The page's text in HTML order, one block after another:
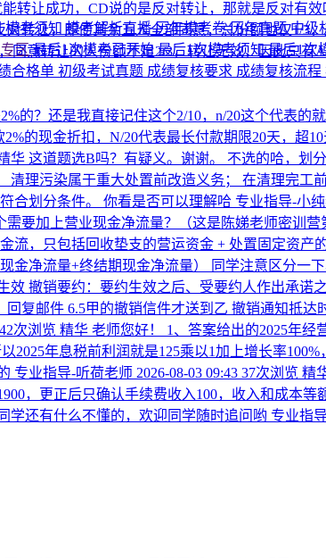
模考须知模考解析直播历年模考卷历年真题中级
专区最后1次模考已开始最后1次模考须知最后1次
合格单 初级考试真题 成绩复核要求 成绩复核流程
转让成功，CD说的是反对转让，那就是反对有效
转让，即便其余五人全部同意，总份额也仅1/3
同意转让的人份额不足2/3，转让无效，因此只
的？还是我直接记住这个2/10，n/20这个代表的就
的现金折扣，N/20代表最长付款期限20天，
华 这道题选B吗？有疑义。谢谢。 不选的哈，划
理污染属于重大处置前改造义务； 在清理完
合划分条件。 你看是否可以理解哈 专业指导-小
要加上营业现金净流量？（这是陈娣老师密训营
流，只包括回收垫支的营运资金 + 处置固定资
净流量+终结期现金净流量） 同学注意区分一下
效 撤销要约：要约生效之后、受要约人作出承
复邮件 6.5甲的撤销信件才送到乙 撤销通知抵
42次浏览 精华 老师您好！ 1、答案给出的2025年经
2025年息税前利润就是125乘以1加上增长率
专业指导-听荷老师 2026-08-03 09:43 37次浏览 精
，更正后只确认手续费收入100，收入和成本
学还有什么不懂的，欢迎同学随时追问哟 专业指